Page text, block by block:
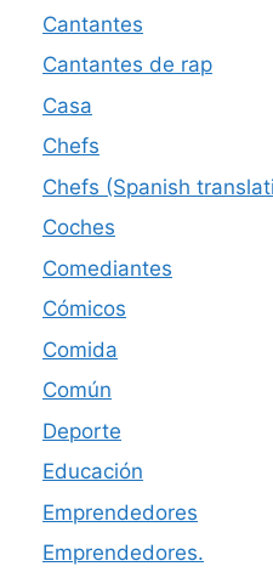
Cantantes
Cantantes de rap
Casa
Chefs
Chefs (Spanish
Coches
Comediantes
Cómicos
Comida
Común
Deporte
Educación
Emprendedores
Emprendedores.